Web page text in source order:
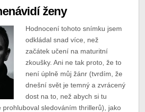
ženy
Hodnocení tohoto snímku jsem
odkládal snad více, než
začátek učení na maturitní
zkoušky. Ani ne tak proto, že to
není úplně můj žánr (tvrdím, že
dnešní svět je temný a zvrácený
dost na to, než abych si tu
prohluboval sledováním thrillerů), jako